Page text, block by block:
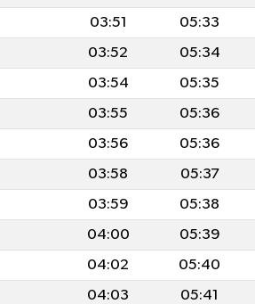
03:51 05:33
03:52 05:34
03:54 05:35
03:55 05:36
03:56 05:36
03:58 05:37
03:59 05:38
04:00 05:39
04:02 05:40
04:03 05:41